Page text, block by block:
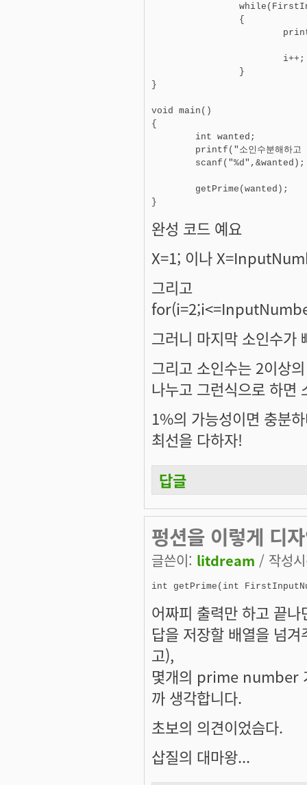
}
void main()
{
}
완성 코드 예요
X=1; 이나
그리고
for(i=2;i<=
그러니 마지막 소인수가
그리고 소인수는 2이상
나누고 그런식으로 하면
1%의 가능성이면 충분
최선을 다하자!
답글
펑션을 이렇게 디
글쓴이: litdream / 작성
어짜피 출력만 하고 끝
답을 저장할 배열을 넘
고),
몇개의 prime number
까 생각합니다.
초보의 의견이었슴다.
삽질의 대마왕...